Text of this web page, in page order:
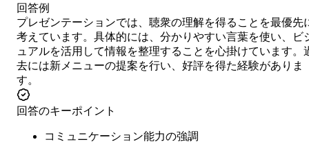
回答例
プレゼンテーションでは、聴衆の理解を得ることを最優先
考えています。具体的には、分かりやすい言葉を使い、ビ
ュアルを活用して情報を整理することを心掛けています。
去には新メニューの提案を行い、好評を得た経験がありま
す。
回答のキーポイント
コミュニケーション能力の強調